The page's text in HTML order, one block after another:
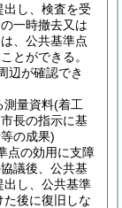
出し、検査を受
一時撤去又は
、公共基準点
とができる。
辺が確認でき
測量資料(着工
長の指示に基
の成果)
点の効用に支障
議後、公共基
出し、公共基準
た後に復旧しな